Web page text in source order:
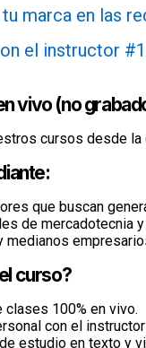
marca en las
el instructor
vivo (no
cursos desde
que buscan
de mercadotecnia y
medianos
curso?
clases 100% en vivo.
con el
estudio en texto y